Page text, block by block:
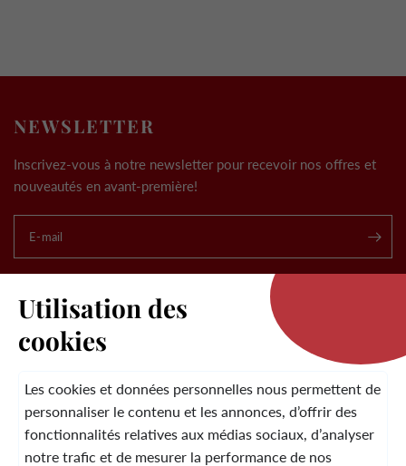
NEWSLETTER
Inscrivez-vous à notre newsletter pour recevoir nos offres et
nouveautés en avant-première!
E-mail
LA MARQUE
SERVICE CLIENT
Utilisation des
cookies
Les cookies et données personnelles nous permettent de
personnaliser le contenu et les annonces, d’offrir des
fonctionnalités relatives aux médias sociaux, d’analyser
notre trafic et de mesurer la performance de nos